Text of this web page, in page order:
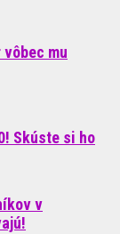
mu
Skúste si ho
v